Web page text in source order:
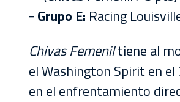
- Grupo E: Racing
Chivas Femeniltiene al
el Washington Spirit en
en el enfrentamiento